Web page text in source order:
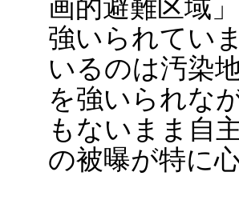
画的避難区域
強いられてい
いるのは汚染
を強いられな
もないまま自
の被曝が特に